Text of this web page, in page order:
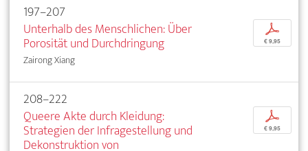
197–207
Unterhalb des Menschlichen: Über
Porosität und Durchdringung
Zairong Xiang
p
€ 9,95
208–222
Queere Akte durch Kleidung:
Strategien der Infragestellung und
Dekonstruktion von
p
€ 9,95